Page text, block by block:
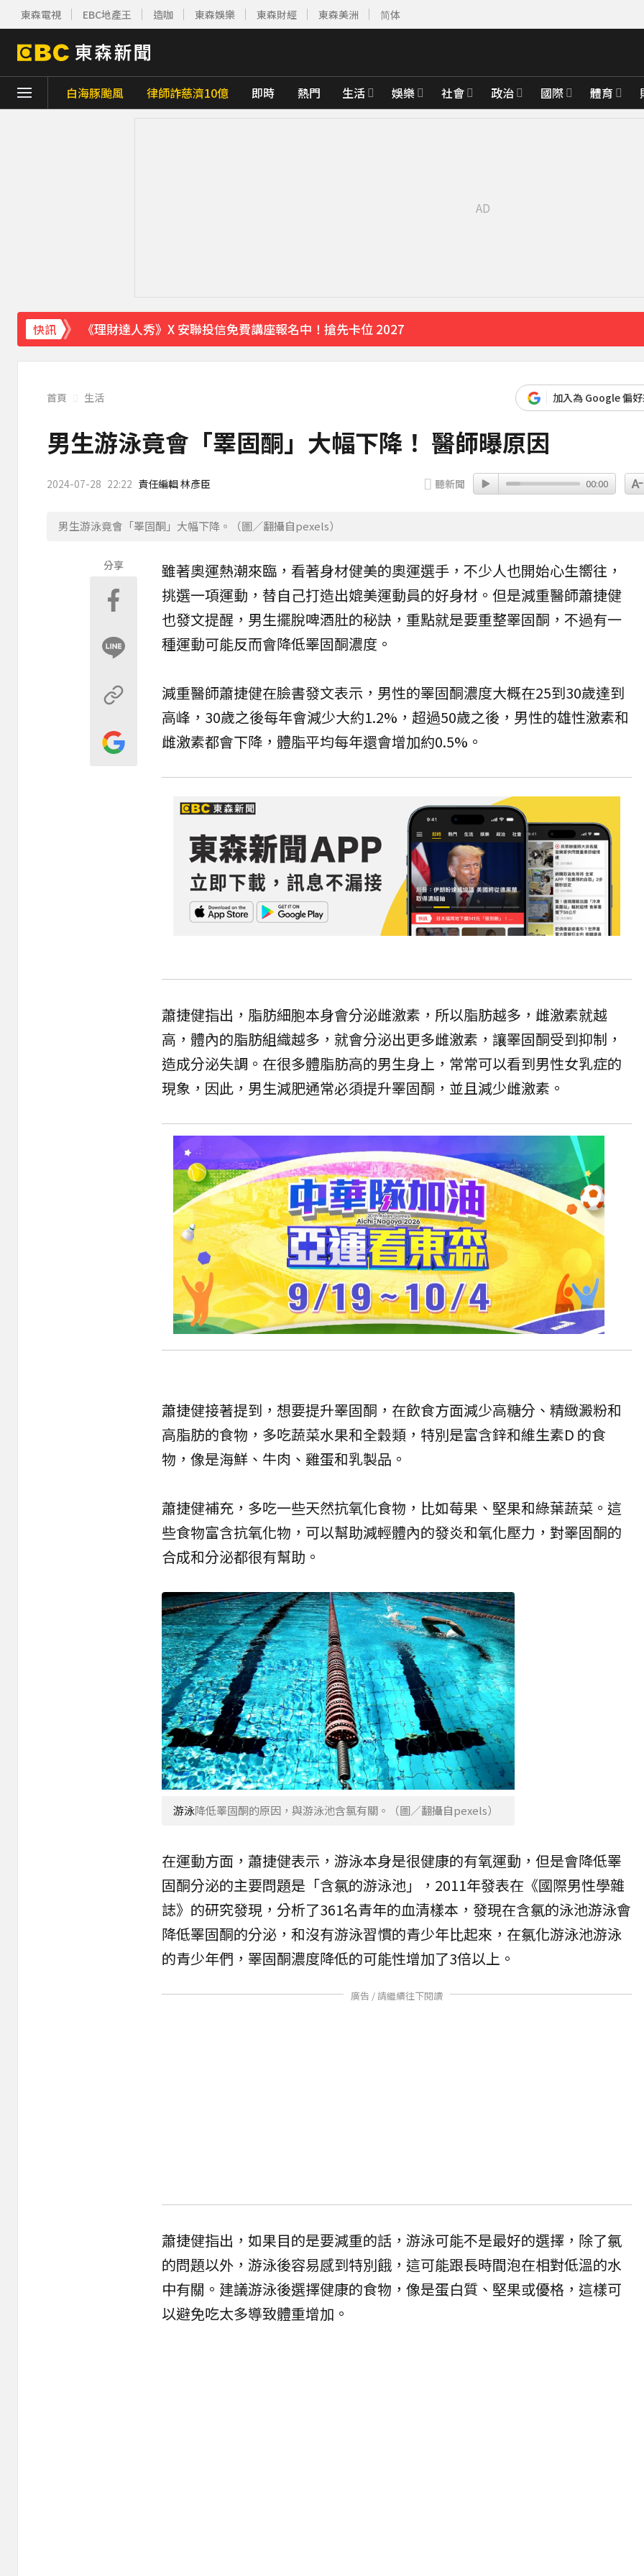
東森電視 EBC地產王 造咖 東森娛樂 東森財經 東森美洲 简体
白海豚颱風 律師詐慈濟10億 即時 熱門 生活 娛樂 社會 政治 國際 體育
快訊
《理財達人秀》X 安聯投信免費講座報名中！搶先卡位 2027
首頁 生活 加入為 Google 偏
男生游泳竟會「睪固酮」大幅下降！ 醫師曝原因
2024-07-28 22:22 責任編輯 林彥臣 聽新聞 00:00
男生游泳竟會「睪固酮」大幅下降。（圖／翻攝自pexels）
分享
雖著奧運熱潮來臨，看著身材健美的奧運選手，不少人也開始心生嚮往，
挑選一項運動，替自己打造出媲美運動員的好身材。但是減重醫師蕭捷健
也發文提醒，男生擺脫啤酒肚的秘訣，重點就是要重整睪固酮 ，不過有一
種運動可能反而會降低睪固酮濃度。
減重醫師蕭捷健在臉書發文表示，男性的睪固酮濃度大概在25到30歲達到
高峰，30歲之後每年會減少大約1.2%，超過50歲之後，男性的雄性激素和
雌激素都會下降，體脂平均每年還會增加約0.5%。
蕭捷健指出，脂肪細胞本身會分泌雌激素，所以脂肪越多，雌激素就越
高，體內的脂肪組織越多，就會分泌出更多雌激素，讓睪固酮受到抑制，
造成分泌失調。在很多體脂肪高的男生身上，常常可以看到男性女乳症的
現象，因此，男生減肥通常必須提升睪固酮，並且減少雌激素。
蕭捷健接著提到，想要提升睪固酮，在飲食方面減少高糖分、精緻澱粉和
高脂肪的食物，多吃蔬菜水果和全穀類，特別是富含鋅和維生素D 的食
物，像是海鮮、牛肉、雞蛋和乳製品。
蕭捷健補充，多吃一些天然抗氧化食物，比如莓果、堅果和綠葉蔬菜。這
些食物富含抗氧化物，可以幫助減輕體內的發炎和氧化壓力，對睪固酮的
合成和分泌都很有幫助。
游泳降低睪固酮的原因，與游泳池含氯有關。（圖／翻攝自pexels）
在運動方面，蕭捷健表示，游泳本身是很健康的有氧運動，但是會降低睪
固酮分泌的主要問題是「含氯的游泳池」，2011年發表在《國際男性學雜
誌》的研究發現，分析了361名青年的血清樣本，發現在含氯的泳池游泳會
降低睪固酮的分泌，和沒有游泳習慣的青少年比起來，在氯化游泳池游泳
的青少年們，睪固酮濃度降低的可能性增加了3倍以上。
廣告 / 請繼續往下閱讀
蕭捷健指出，如果目的是要減重的話，游泳可能不是最好的選擇，除了氯
的問題以外，游泳後容易感到特別餓，這可能跟長時間泡在相對低溫的水
中有關。建議游泳後選擇健康的食物，像是蛋白質、堅果或優格，這樣可
以避免吃太多導致體重增加。